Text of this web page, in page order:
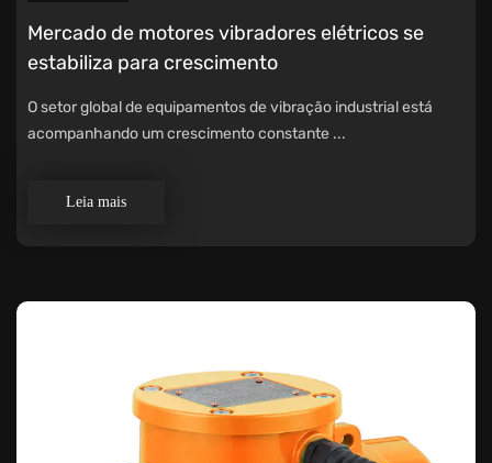
Mercado de motores vibradores elétricos se
estabiliza para crescimento
O setor global de equipamentos de vibração industrial está
acompanhando um crescimento constante ...
Leia mais